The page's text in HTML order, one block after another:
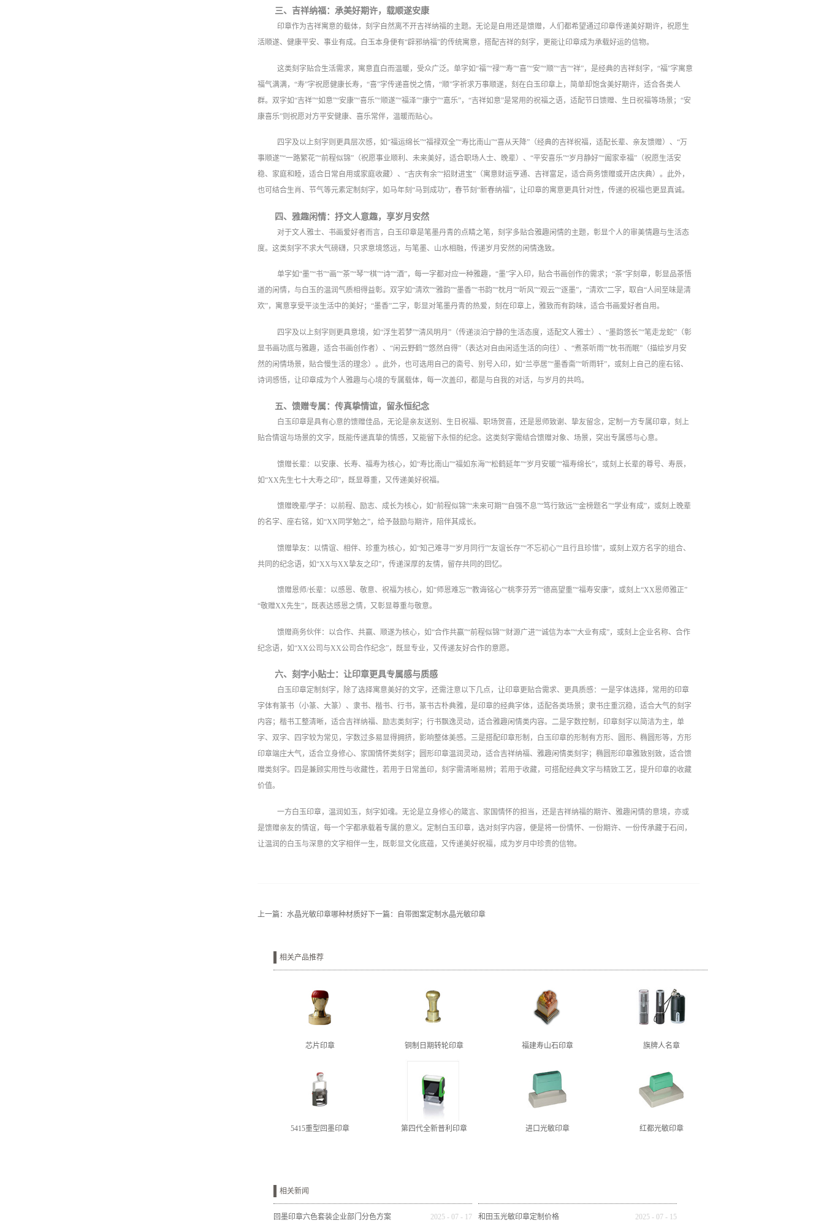
三、吉祥纳福：承美好期许，载顺遂安康
印章作为吉祥寓意的载体，刻字自然离不开吉祥纳福的主题。无论是自用还是馈赠，人们都希望通过印章传递美好期许，祝愿生
活顺遂、健康平安、事业有成。白玉本身便有“辟邪纳福”的传统寓意，搭配吉祥的刻字，更能让印章成为承载好运的信物。
这类刻字贴合生活需求，寓意直白而温暖，受众广泛。单字如“福”“禄”“寿”“喜”“安”“顺”“吉”“祥”，是经典的吉祥刻字，“福”字寓意
福气满满，“寿”字祝愿健康长寿，“喜”字传递喜悦之情，“顺”字祈求万事顺遂，刻在白玉印章上，简单却饱含美好期许，适合各类人
群。双字如“吉祥”“如意”“安康”“喜乐”“顺遂”“福泽”“康宁”“嘉乐”，“吉祥如意”是常用的祝福之语，适配节日馈赠、生日祝福等场景；“安
康喜乐”则祝愿对方平安健康、喜乐常伴，温暖而贴心。
四字及以上刻字则更具层次感，如“福运绵长”“福禄双全”“寿比南山”“喜从天降”（经典的吉祥祝福，适配长辈、亲友馈赠）、“万
事顺遂”“一路繁花”“前程似锦”（祝愿事业顺利、未来美好，适合职场人士、晚辈）、“平安喜乐”“岁月静好”“阖家幸福”（祝愿生活安
稳、家庭和睦，适合日常自用或家庭收藏）、“吉庆有余”“招财进宝”（寓意财运亨通、吉祥富足，适合商务馈赠或开店庆典）。此外，
也可结合生肖、节气等元素定制刻字，如马年刻“马到成功”，春节刻“新春纳福”，让印章的寓意更具针对性，传递的祝福也更显真诚。
四、雅趣闲情：抒文人意趣，享岁月安然
对于文人雅士、书画爱好者而言，白玉印章是笔墨丹青的点睛之笔，刻字多贴合雅趣闲情的主题，彰显个人的审美情趣与生活态
度。这类刻字不求大气磅礴，只求意境悠远，与笔墨、山水相融，传递岁月安然的闲情逸致。
单字如“墨”“书”“画”“茶”“琴”“棋”“诗”“酒”，每一字都对应一种雅趣，“墨”字入印，贴合书画创作的需求；“茶”字刻章，彰显品茶悟
道的闲情，与白玉的温润气质相得益彰。双字如“清欢”“雅韵”“墨香”“书韵”“枕月”“听风”“观云”“逐墨”，“清欢”二字，取自“人间至味是清
欢”，寓意享受平淡生活中的美好；“墨香”二字，彰显对笔墨丹青的热爱，刻在印章上，雅致而有韵味，适合书画爱好者自用。
四字及以上刻字则更具意境，如“浮生若梦”“清风明月”（传递淡泊宁静的生活态度，适配文人雅士）、“墨韵悠长”“笔走龙蛇”（彰
显书画功底与雅趣，适合书画创作者）、“闲云野鹤”“悠然自得”（表达对自由闲适生活的向往）、“煮茶听雨”“枕书而眠”（描绘岁月安
然的闲情场景，贴合慢生活的理念）。此外，也可选用自己的斋号、别号入印，如“兰亭居”“墨香斋”“听雨轩”，或刻上自己的座右铭、
诗词感悟，让印章成为个人雅趣与心境的专属载体，每一次盖印，都是与自我的对话，与岁月的共鸣。
五、馈赠专属：传真挚情谊，留永恒纪念
白玉印章是具有心意的馈赠佳品，无论是亲友送别、生日祝福、职场贺喜，还是恩师致谢、挚友留念，定制一方专属印章，刻上
贴合情谊与场景的文字，既能传递真挚的情感，又能留下永恒的纪念。这类刻字需结合馈赠对象、场景，突出专属感与心意。
馈赠长辈：以安康、长寿、福寿为核心，如“寿比南山”“福如东海”“松鹤延年”“岁月安暖”“福寿绵长”，或刻上长辈的尊号、寿辰，
如“XX先生七十大寿之印”，既显尊重，又传递美好祝福。
馈赠晚辈/学子：以前程、励志、成长为核心，如“前程似锦”“未来可期”“自强不息”“笃行致远”“金榜题名”“学业有成”，或刻上晚辈
的名字、座右铭，如“XX同学勉之”，给予鼓励与期许，陪伴其成长。
馈赠挚友：以情谊、相伴、珍重为核心，如“知己难寻”“岁月同行”“友谊长存”“不忘初心”“且行且珍惜”，或刻上双方名字的组合、
共同的纪念语，如“XX与XX挚友之印”，传递深厚的友情，留存共同的回忆。
馈赠恩师/长辈：以感恩、敬意、祝福为核心，如“师恩难忘”“教诲铭心”“桃李芬芳”“德高望重”“福寿安康”，或刻上“XX恩师雅正”
“敬赠XX先生”，既表达感恩之情，又彰显尊重与敬意。
馈赠商务伙伴：以合作、共赢、顺遂为核心，如“合作共赢”“前程似锦”“财源广进”“诚信为本”“大业有成”，或刻上企业名称、合作
纪念语，如“XX公司与XX公司合作纪念”，既显专业，又传递友好合作的意愿。
六、刻字小贴士：让印章更具专属感与质感
白玉印章定制刻字，除了选择寓意美好的文字，还需注意以下几点，让印章更贴合需求、更具质感：一是字体选择，常用的印章
字体有篆书（小篆、大篆）、隶书、楷书、行书，篆书古朴典雅，是印章的经典字体，适配各类场景；隶书庄重沉稳，适合大气的刻字
内容；楷书工整清晰，适合吉祥纳福、励志类刻字；行书飘逸灵动，适合雅趣闲情类内容。二是字数控制，印章刻字以简洁为主，单
字、双字、四字较为常见，字数过多易显得拥挤，影响整体美感。三是搭配印章形制，白玉印章的形制有方形、圆形、椭圆形等，方形
印章端庄大气，适合立身修心、家国情怀类刻字；圆形印章温润灵动，适合吉祥纳福、雅趣闲情类刻字；椭圆形印章雅致别致，适合馈
赠类刻字。四是兼顾实用性与收藏性，若用于日常盖印，刻字需清晰易辨；若用于收藏，可搭配经典文字与精致工艺，提升印章的收藏
价值。‍
一方白玉印章，温润如玉，刻字如魂。无论是立身修心的箴言、家国情怀的担当，还是吉祥纳福的期许、雅趣闲情的意境，亦或
是馈赠亲友的情谊，每一个字都承载着专属的意义。定制白玉印章，选对刻字内容，便是将一份情怀、一份期许、一份传承藏于石间，
让温润的白玉与深意的文字相伴一生，既彰显文化底蕴，又传递美好祝福，成为岁月中珍贵的信物。
上一篇：水晶光敏印章哪种材质好 下一篇： 自带图案定制水晶光敏印章
相关产品推荐
芯片印章 铜制日期转轮印章 福建寿山石印章 旗牌人名章
5415重型回墨印章 第四代全新普利印章 进口光敏印章 红都光敏印章
相关新闻
回墨印章六色套装企业部门分色方案 2025 -07 - 17 和田玉光敏印章定制价格 2025 -07 - 15